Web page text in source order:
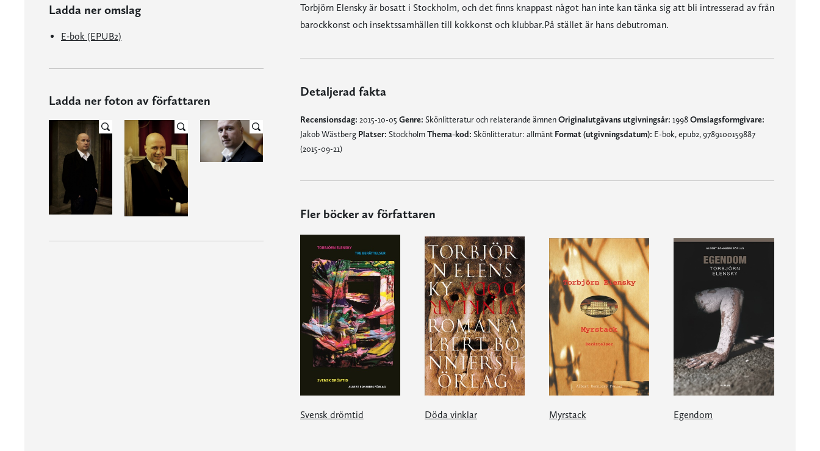
Ladda ner omslag
E-bok (EPUB2)
Ladda ner foton av författaren
Torbjörn Elensky är bosatt i Stockholm, och det finns knappast något han inte kan tänka sig att bli intresserad av från
barockkonst och insektssamhällen till kokkonst och klubbar.På stället är hans debutroman.
Detaljerad fakta
Recensionsdag: 2015-10-05 Genre: Skönlitteratur och relaterande ämnenOriginalutgåvans utgivningsår: 1998Omslagsformgivare:
Jakob Wästberg Platser: StockholmThema-kod: Skönlitteratur: allmänt Format (utgivningsdatum): E-bok, epub2, 9789100159887
(2015-09-21)
Fler böcker av författaren
Svensk drömtid Döda vinklar Myrstack Egendom